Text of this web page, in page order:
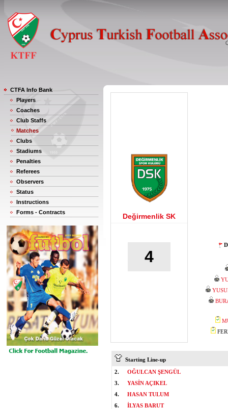
CTFA Info Bank
Players
Coaches
Club Staffs
Matches
Clubs
Stadiums
Penalties
Referees
Observers
Status
Instructions
Forms - Contracts
Değirmenlik SK
4
Starting Line-up
2.
OĞULCAN ŞENGÜL
3.
YASİN AÇIKEL
4.
HASAN TULUM
6.
İLYAS BARUT